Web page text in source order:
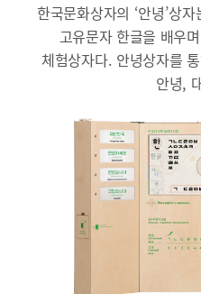
한국문화상자의 ‘안녕’상
고유문자 한글을 배우
체험상자다. 안녕상자를
안녕,